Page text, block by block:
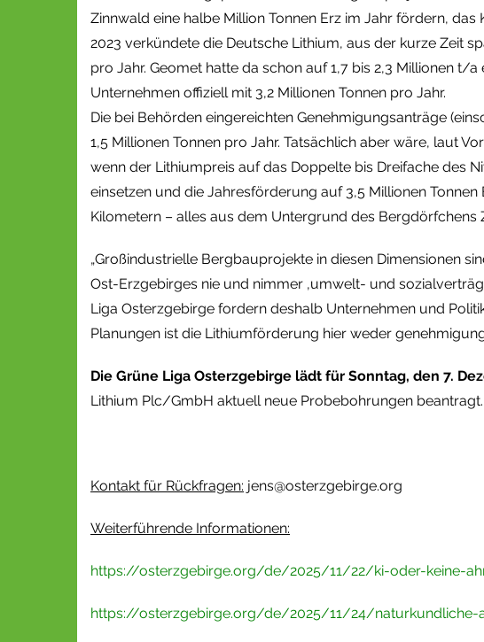
Zinnwald eine halbe Million Tonnen Erz im Jahr fördern,
2023 verkündete die Deutsche Lithium, aus der kurze Zeit
pro Jahr. Geomet hatte da schon auf 1,7 bis 2,3 Millionen
Unternehmen offiziell mit 3,2 Millionen Tonnen pro Jahr.
Die bei Behörden eingereichten Genehmigungsanträge
1,5 Millionen Tonnen pro Jahr. Tatsächlich aber wäre, laut
wenn der Lithiumpreis auf das Doppelte bis Dreifache des
einsetzen und die Jahresförderung auf 3,5 Millionen
Kilometern – alles aus dem Untergrund des Bergdörfchens
„Großindustrielle Bergbauprojekte in diesen Dimensionen
Ost-Erzgebirges nie und nimmer ‚umwelt- und
Liga Osterzgebirge fordern deshalb Unternehmen und
Planungen ist die Lithiumförderung hier weder
Die Grüne Liga Osterzgebirge lädt für Sonntag, den 7.
Lithium Plc/GmbH aktuell neue Probebohrungen beantragt.
Kontakt für Rückfragen: jens@osterzgebirge.org
Weiterführende Informationen:
https://osterzgebirge.org/de/2025/11/22/ki-oder-keine-
https://osterzgebirge.org/de/2025/11/24/naturkundliche-